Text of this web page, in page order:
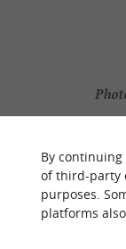
By
of third-party
purposes.
platforms